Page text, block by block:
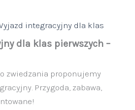
integracyjny dla klas
dla klas pierwszych –
zwiedzania proponujemy
Przygoda, zabawa,